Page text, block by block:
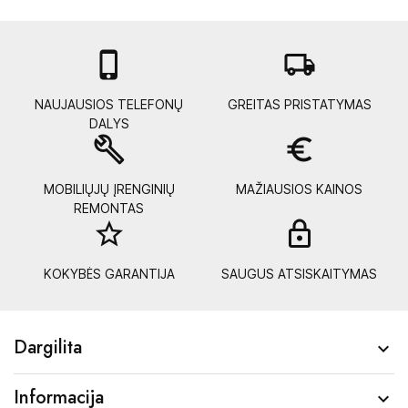

NAUJAUSIOS TELEFONŲ
DALYS
local_shipping
GREITAS PRISTATYMAS
build
MOBILIŲJŲ ĮRENGINIŲ
REMONTAS
euro_symbol
MAŽIAUSIOS KAINOS
star_border
KOKYBĖS GARANTIJA SAUGUS ATSISKAITYMAS
Dargilita 
Informacija 